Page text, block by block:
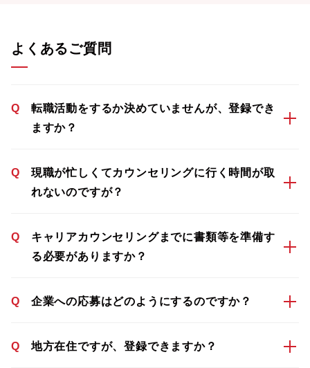
よくあるご質問
Q
転職活動をするか決めていませんが、登録でき
ますか？
Q
現職が忙しくてカウンセリングに行く時間が取
れないのですが？
Q
キャリアカウンセリングまでに書類等を準備す
る必要がありますか？
Q 企業への応募はどのようにするのですか？
Q 地方在住ですが、登録できますか？